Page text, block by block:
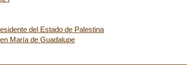
del Estado de Palestina
María de Guadalupe